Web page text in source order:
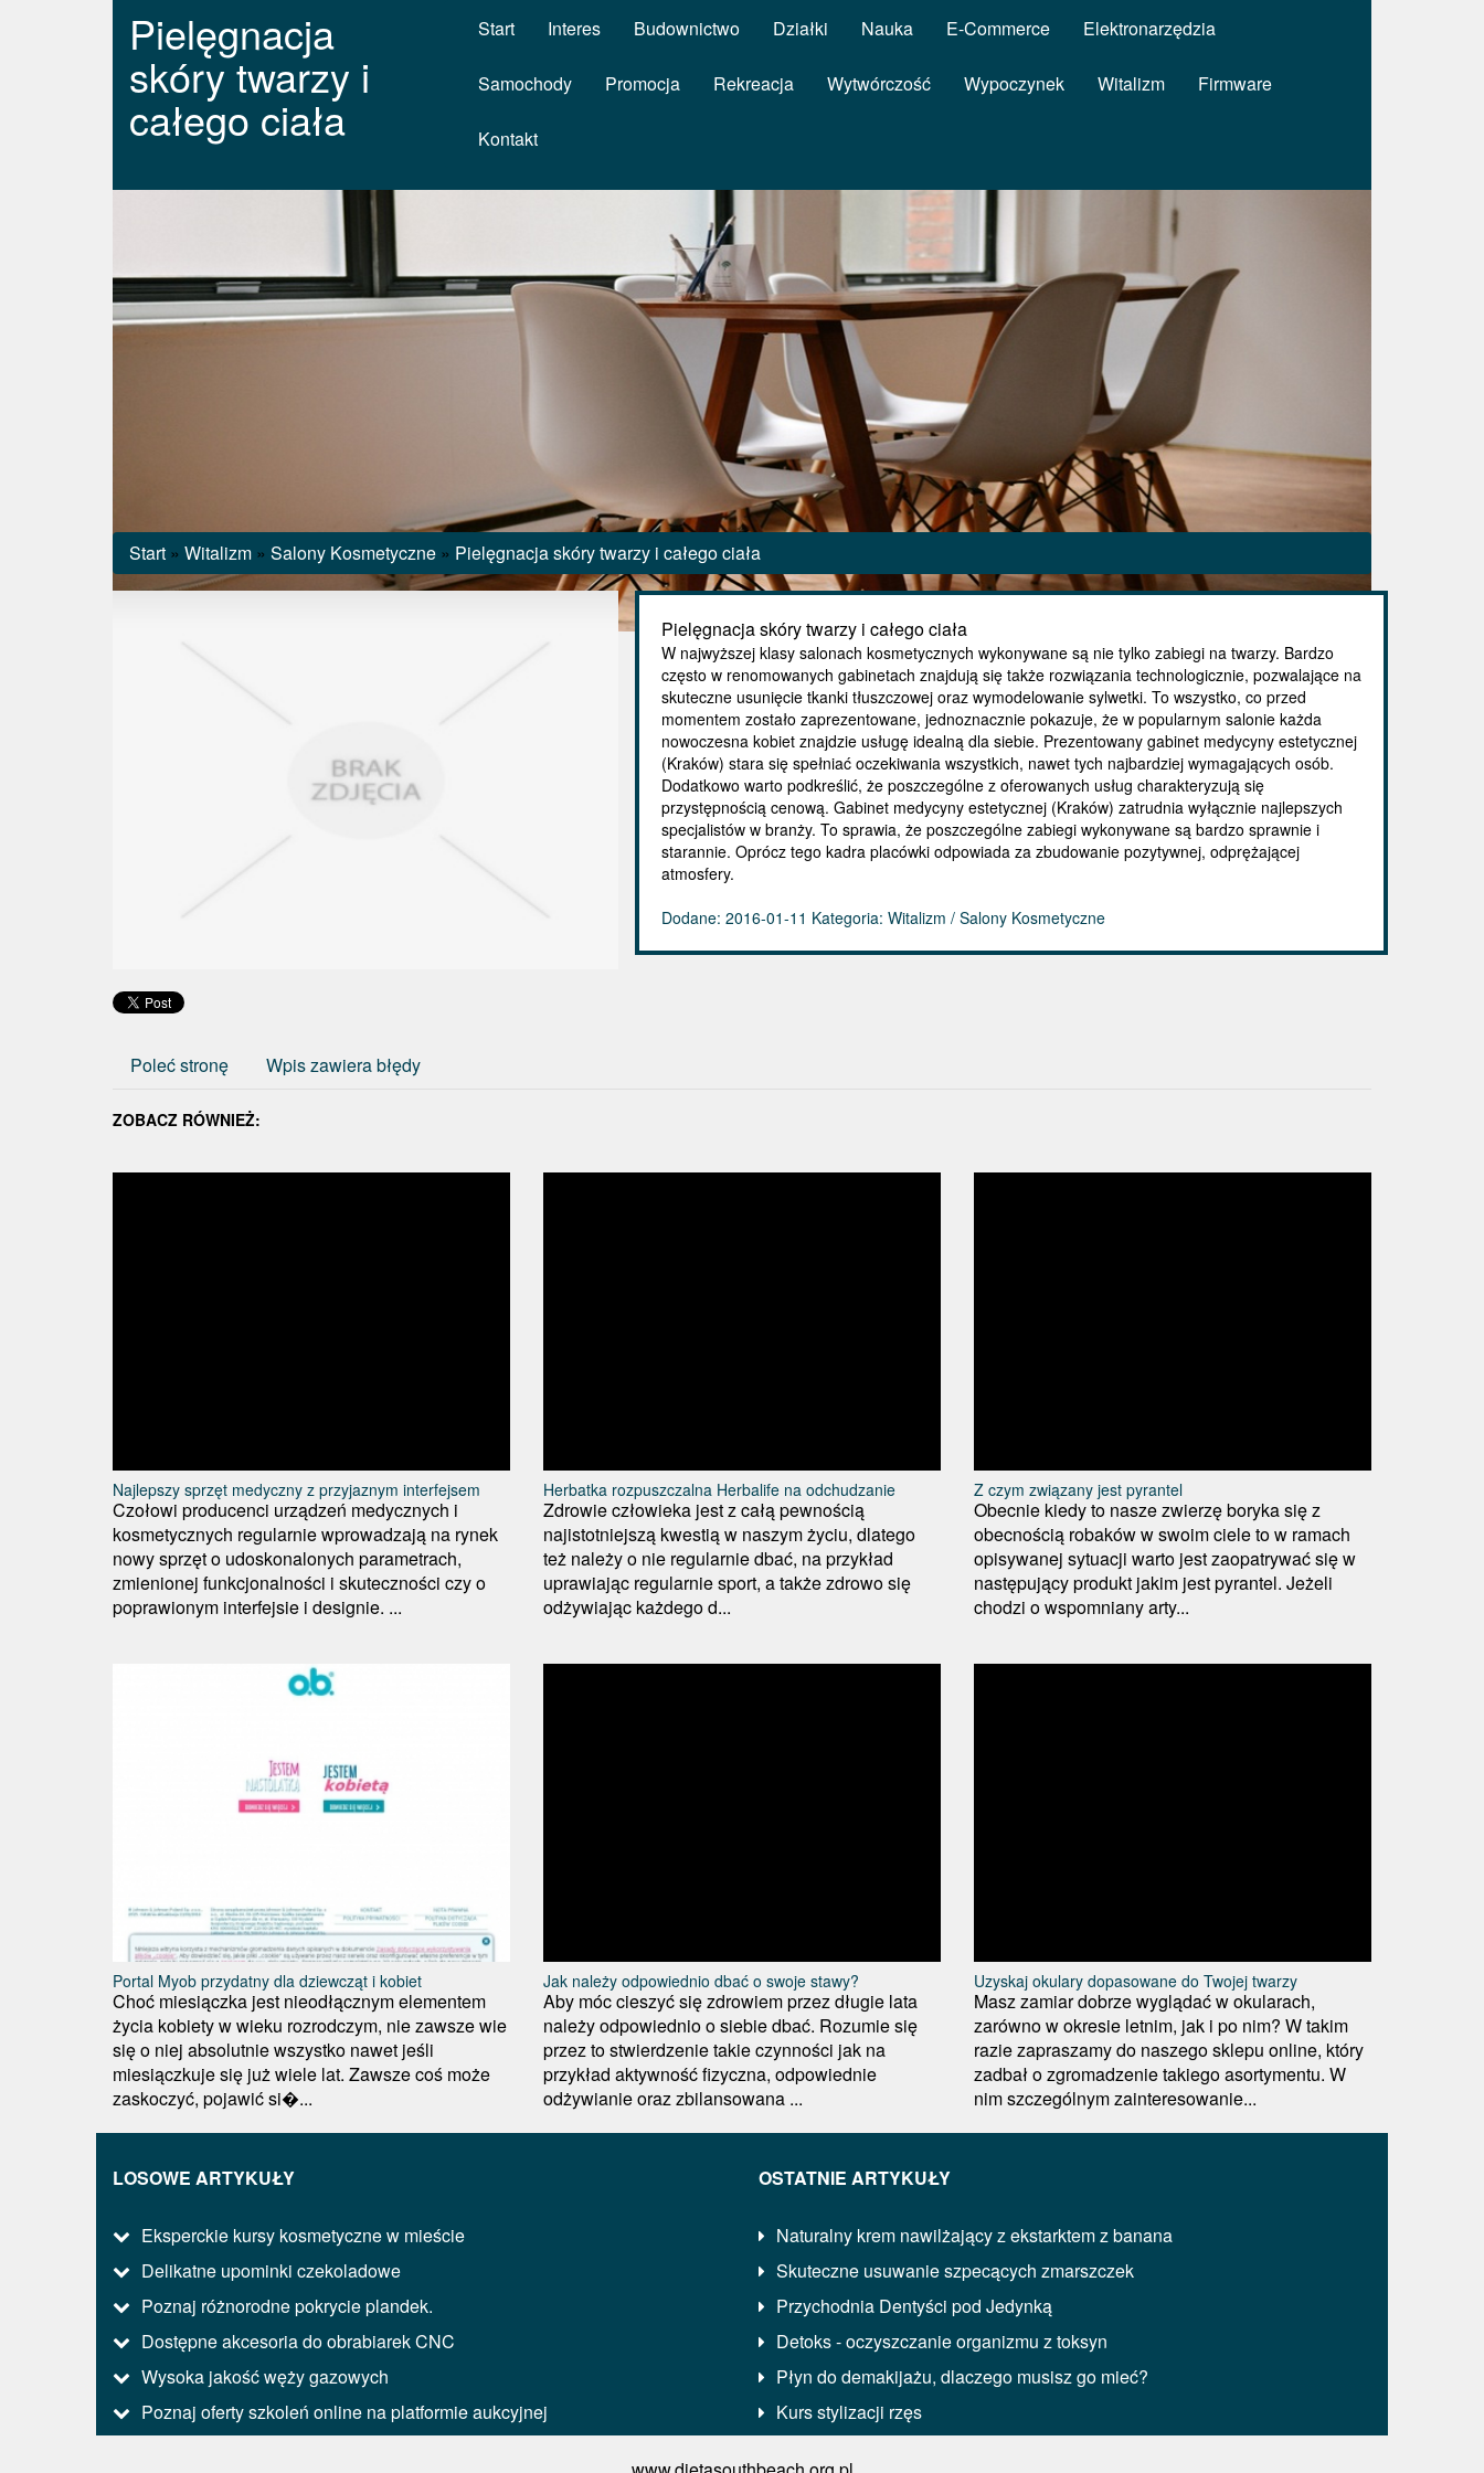
Pielęgnacja
skóry twarzy i
całego ciała
Start Interes Budownictwo Działki Nauka E-Commerce Elektronarzędzia
Samochody Promocja Rekreacja Wytwórczość Wypoczynek Witalizm Firmware
Kontakt
Start » Witalizm » Salony Kosmetyczne » Pielęgnacja skóry twarzy i całego ciała
Pielęgnacja skóry twarzy i całego ciała
W najwyższej klasy salonach kosmetycznych wykonywane są nie tylko zabiegi na twarzy. Bardzo
często w renomowanych gabinetach znajdują się także rozwiązania technologicznie, pozwalające na
skuteczne usunięcie tkanki tłuszczowej oraz wymodelowanie sylwetki. To wszystko, co przed
momentem zostało zaprezentowane, jednoznacznie pokazuje, że w popularnym salonie każda
nowoczesna kobiet znajdzie usługę idealną dla siebie. Prezentowany gabinet medycyny estetycznej
(Kraków) stara się spełniać oczekiwania wszystkich, nawet tych najbardziej wymagających osób.
Dodatkowo warto podkreślić, że poszczególne z oferowanych usług charakteryzują się
przystępnością cenową. Gabinet medycyny estetycznej (Kraków) zatrudnia wyłącznie najlepszych
specjalistów w branży. To sprawia, że poszczególne zabiegi wykonywane są bardzo sprawnie i
starannie. Oprócz tego kadra placówki odpowiada za zbudowanie pozytywnej, odprężającej
atmosfery.
Dodane: 2016-01-11 Kategoria: Witalizm / Salony Kosmetyczne
Poleć stronę Wpis zawiera błędy
ZOBACZ RÓWNIEŻ:
Najlepszy sprzęt medyczny z przyjaznym interfejsem
Czołowi producenci urządzeń medycznych i
kosmetycznych regularnie wprowadzają na rynek
nowy sprzęt o udoskonalonych parametrach,
zmienionej funkcjonalności i skuteczności czy o
poprawionym interfejsie i designie. ...
Herbatka rozpuszczalna Herbalife na odchudzanie
Zdrowie człowieka jest z całą pewnością
najistotniejszą kwestią w naszym życiu, dlatego
też należy o nie regularnie dbać, na przykład
uprawiając regularnie sport, a także zdrowo się
odżywiając każdego d...
Z czym związany jest pyrantel
Obecnie kiedy to nasze zwierzę boryka się z
obecnością robaków w swoim ciele to w ramach
opisywanej sytuacji warto jest zaopatrywać się w
następujący produkt jakim jest pyrantel. Jeżeli
chodzi o wspomniany arty...
Portal Myob przydatny dla dziewcząt i kobiet
Choć miesiączka jest nieodłącznym elementem
życia kobiety w wieku rozrodczym, nie zawsze wie
się o niej absolutnie wszystko nawet jeśli
miesiączkuje się już wiele lat. Zawsze coś może
zaskoczyć, pojawić si�...
Jak należy odpowiednio dbać o swoje stawy?
Aby móc cieszyć się zdrowiem przez długie lata
należy odpowiednio o siebie dbać. Rozumie się
przez to stwierdzenie takie czynności jak na
przykład aktywność fizyczna, odpowiednie
odżywianie oraz zbilansowana ...
Uzyskaj okulary dopasowane do Twojej twarzy
Masz zamiar dobrze wyglądać w okularach,
zarówno w okresie letnim, jak i po nim? W takim
razie zapraszamy do naszego sklepu online, który
zadbał o zgromadzenie takiego asortymentu. W
nim szczególnym zainteresowanie...
LOSOWE ARTYKUŁY
Eksperckie kursy kosmetyczne w mieście
Delikatne upominki czekoladowe
Poznaj różnorodne pokrycie plandek.
Dostępne akcesoria do obrabiarek CNC
Wysoka jakość węży gazowych
Poznaj oferty szkoleń online na platformie aukcyjnej
OSTATNIE ARTYKUŁY
Naturalny krem nawilżający z ekstarktem z banana
Skuteczne usuwanie szpecących zmarszczek
Przychodnia Dentyści pod Jedynką
Detoks - oczyszczanie organizmu z toksyn
Płyn do demakijażu, dlaczego musisz go mieć?
Kurs stylizacji rzęs